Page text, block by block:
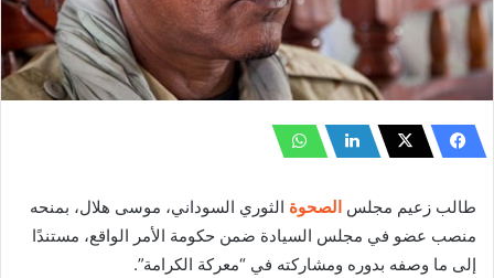
طالب زعيم مجلس الصحوة الثوري السوداني، موسى هلال، بمنحه
منصب عضو في مجلس السيادة ضمن حكومة الأمر الواقع، مستندًا
إلى ما وصفه بدوره ومشاركته في “معركة الكرامة”.